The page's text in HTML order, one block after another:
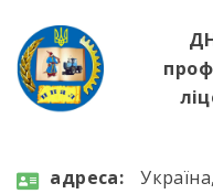
aдресa: